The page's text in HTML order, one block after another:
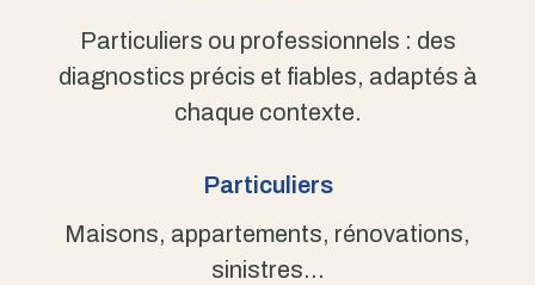
Particuliers ou professionnels : des
diagnostics précis et fiables, adaptés à
chaque contexte.
Particuliers
Maisons, appartements, rénovations,
sinistres…